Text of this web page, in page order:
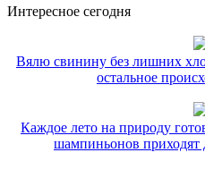
Интересное сегодня
Вялю свинину без лишних
остальное
Каждое лето на природу
шампиньонов приходят